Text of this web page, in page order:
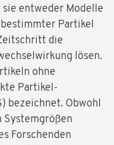
entweder Modelle
Partikel
die
lösen.
ohne
Partikel-
bezeichnet. Obwohl
Systemgrößen
Forschenden